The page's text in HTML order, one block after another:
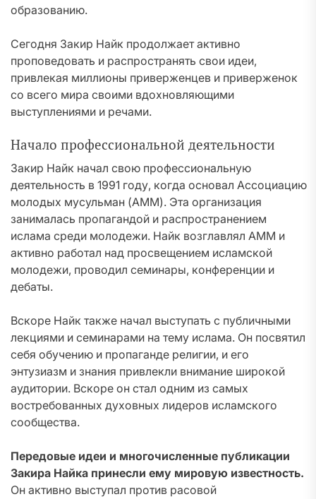
образованию.
Сегодня Закир Найк продолжает активно
проповедовать и распространять свои идеи,
привлекая миллионы приверженцев и приверженок
со всего мира своими вдохновляющими
выступлениями и речами.
Начало профессиональной деятельности
Закир Найк начал свою профессиональную
деятельность в 1991 году, когда основал Ассоциацию
молодых мусульман (АММ). Эта организация
занималась пропагандой и распространением
ислама среди молодежи. Найк возглавлял АММ и
активно работал над просвещением исламской
молодежи, проводил семинары, конференции и
дебаты.
Вскоре Найк также начал выступать с публичными
лекциями и семинарами на тему ислама. Он посвятил
себя обучению и пропаганде религии, и его
энтузиазм и знания привлекли внимание широкой
аудитории. Вскоре он стал одним из самых
востребованных духовных лидеров исламского
сообщества.
Передовые идеи и многочисленные публикации
Закира Найка принесли ему мировую известность.
Он активно выступал против расовой